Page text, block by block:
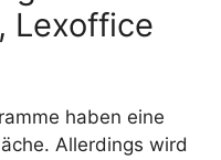
Lexoffice
haben eine
Allerdings wird